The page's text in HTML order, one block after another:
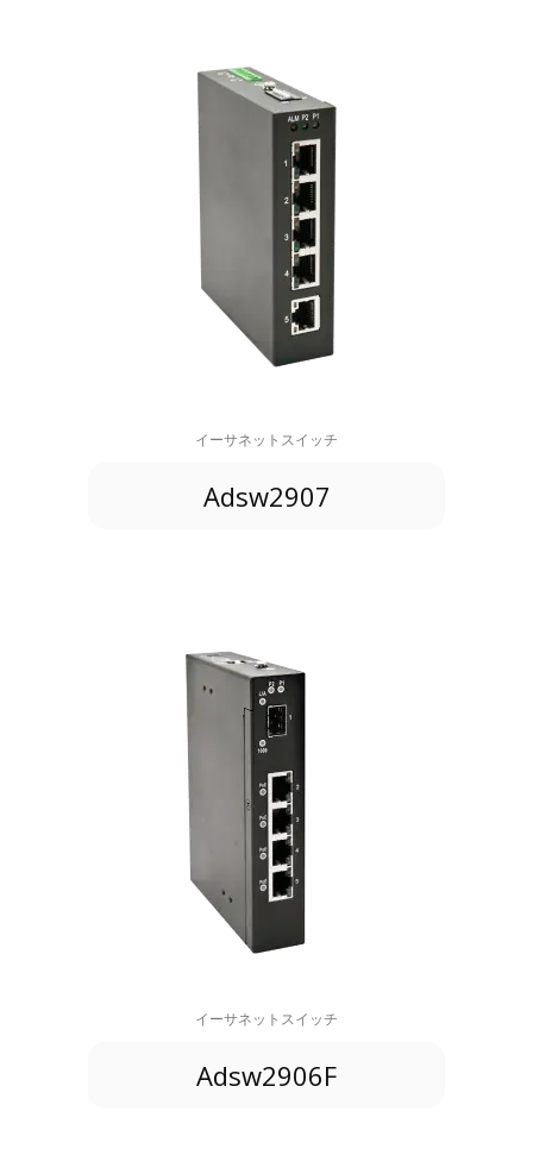
イーサネットスイッチ
Adsw2907
イーサネットスイッチ
Adsw2906F